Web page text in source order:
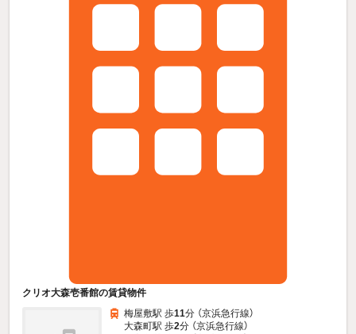
クリオ大森壱番館の賃貸物件
梅屋敷駅 歩11分 （京浜急行線）
大森町駅 歩2分 （京浜急行線）